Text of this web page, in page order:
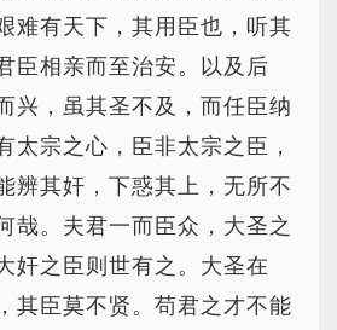
难有天下，其用臣也，听其
臣相亲而至治安。以及后
兴，虽其圣不及，而任臣纳
太宗之心，臣非太宗之臣，
辨其奸，下惑其上，无所不
哉。夫君一而臣众，大圣之
奸之臣则世有之。大圣在
其臣莫不贤。苟君之才不能